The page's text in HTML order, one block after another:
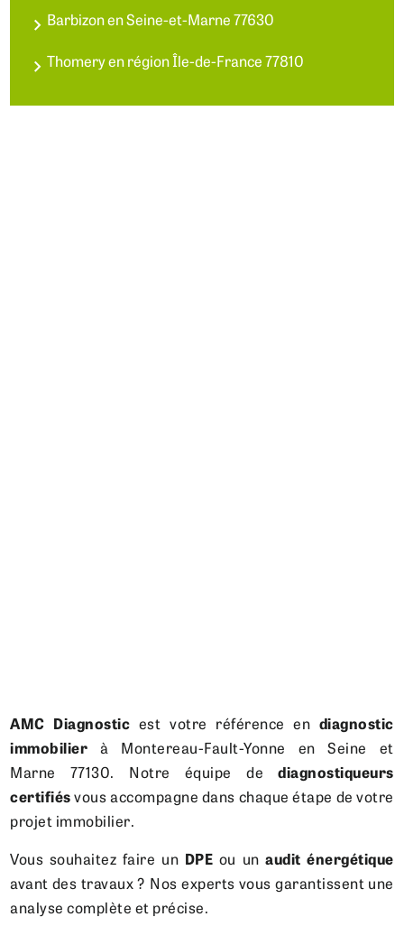
Barbizon en Seine-et-Marne 77630
Thomery en région Île-de-France 77810
AMC Diagnostic est votre référence en diagnostic
immobilier à Montereau-Fault-Yonne en Seine et
Marne 77130. Notre équipe dediagnostiqueurs
certifiés vous accompagne dans chaque étape de votre
projet immobilier.
Vous souhaitez faire un DPE ou unaudit énergétique
avant des travaux ? Nos experts vous garantissent une
analyse complète et précise.